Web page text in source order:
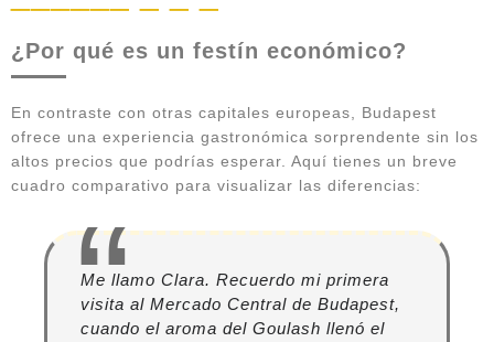
¿Por qué es un festín económico?
En contraste con otras capitales europeas, Budapest
ofrece una experiencia gastronómica sorprendente sin los
altos precios que podrías esperar. Aquí tienes un breve
cuadro comparativo para visualizar las diferencias:
Me llamo Clara. Recuerdo mi primera
visita al Mercado Central de Budapest,
cuando el aroma del Goulash llenó el